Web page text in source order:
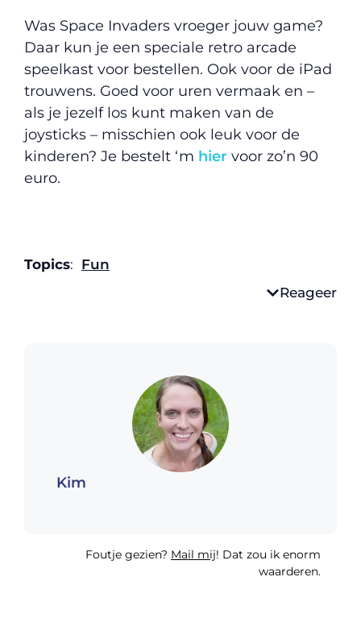
Was Space Invaders vroeger jouw game?
Daar kun je een speciale retro arcade
speelkast voor bestellen. Ook voor de iPad
trouwens. Goed voor uren vermaak en –
als je jezelf los kunt maken van de
joysticks – misschien ook leuk voor de
kinderen? Je bestelt ‘m hier voor zo’n 90
euro.
Topics: Fun
Reageer
Kim
Foutje gezien? Mail mij! Dat zou ik enorm
waarderen.